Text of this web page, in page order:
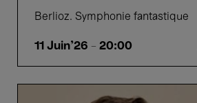
Berlioz. Symphonie fantastique
11 Juin'26 - 20:00